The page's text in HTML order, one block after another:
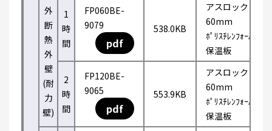
外
断
熱
外
壁
(耐
力
壁)
1
時
間
FP060BE-
9079
pdf
538.0KB
アスロック
60mm
ﾎﾟﾘｽﾁﾚﾝﾌｫｰﾑ
保温板
2
時
間
FP120BE-
9065
pdf
553.9KB
アスロック
60mm
ﾎﾟﾘｽﾁﾚﾝﾌｫｰﾑ
保温板